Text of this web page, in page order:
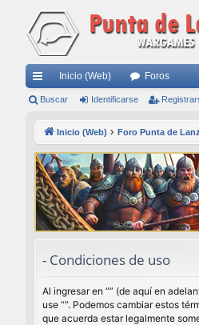
nl
rá
pi
do
Inicio (Web) Foros
Buscar Identificarse
Inicio (Web) Foro Punta de
- Condiciones de uso
Al ingresar en “” (de aquí en
use “”. Podemos cambiar estos
que acuerda estar legalmente